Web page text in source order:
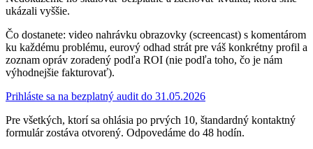
ukázali vyššie.
Čo dostanete: video nahrávku obrazovky (screencast) s komentárom
ku každému problému, eurový odhad strát pre váš konkrétny profil a
zoznam opráv zoradený podľa ROI (nie podľa toho, čo je nám
výhodnejšie fakturovať).
Prihláste sa na bezplatný audit do 31.05.2026
Pre všetkých, ktorí sa ohlásia po prvých 10, štandardný kontaktný
formulár zostáva otvorený. Odpovedáme do 48 hodín.